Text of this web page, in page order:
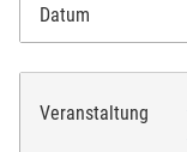
Datum
Veranstaltung